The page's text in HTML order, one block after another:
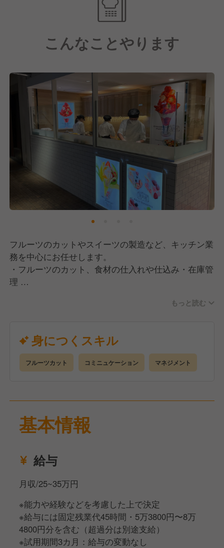
パンケーキの注文、テイクアウト用のズコットの製造
を同時並行でこなすため、チームワークとスピード感
す！」「シャインマスカットのナッペお願いしま
す！」といったコミュニケーションを大切にする、サ
バサバとした明るい人が多いです。
職場（キッチン）の雰囲気
ホールスタッフ（接客）との連携が密
キッチンにこもりきりではなく、「お客様から『今日
のマンゴーすごく美味しい！』って言われました！」
といったフィードバックがホールから直接届くため、
一体感があります。
オーナーや上長との距離が近い
果実園の創業者は「お客様に喜んでもらうこと」を何
ているため、上司もフランクに技術を教えてくれた
り、現場のアイデア（「このフルーツをこう使ってみ
たい」など）を聞き入れてくれたりする風通しの良さ
があります。
共通のゴールに向かって、忙しい時間帯も声を掛け合
いながらポジティブに乗り切る、エネルギッシュなチ
ームです。職人気質すぎる冷たい雰囲気はなく、技術
を学びたい人には惜しみなく教えてくれる面倒見の良
ルーツを用いたりして、常に何かしらのフルーツをお
客様に食べていただくということを実践し、果実園に
お越しいただく全てのお客様に、常に身近に果物(フ
ルーツ)を感じていただけるようにしています。
こんなことやります
フルーツのカットやスイーツの製造など、キッチン業
務を中心にお任せします。
・フルーツのカット、食材の仕入れや仕込み・在庫管
理
・店舗マネジメント運営・管理
もっと読む
身につくスキル
フルーツカット コミニュケーション マネジメント
基本情報
給与
月収/25~35万円
※能力や経験などを考慮した上で決定
※給与には固定残業代45時間・5万3800円〜8万
4800円分を含む（超過分は別途支給）
※試用期間3カ月：給与の変動なし